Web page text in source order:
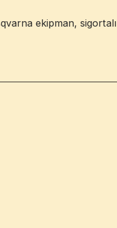
ekipman, sigortalı